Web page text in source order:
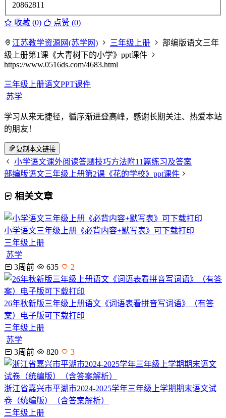
20862811
收藏 (0) 点赞 (0)
江苏教学资源网(苏学网) 三年级上册
部编版语文三年
级上册第1课《大青树下的小学》ppt课件
https://www.0516ds.com/4683.html
三年级上册语文PPT课件
苏学
学习从来无捷径，循序渐进登高峰，感谢长期关注、热爱本站
的朋友！
复制本文链接
小学语文课外阅读答题技巧方法附11篇练习及答案
部编版语文三年级上册第2课《花的学校》ppt课件
相关文章
小学语文三年级上册《必背内容+默写表》可下载打印
三年级上册
苏学
3周前
635 2
26年秋新版三年级上册语文《词语表看拼音写词语》（有答
案）电子版可下载打印
三年级上册
苏学
3周前
820 3
浙江省嘉兴市平湖市2024-2025学年三年级上学期期末语文试
卷（统编版）（含答案解析）
三年级上册